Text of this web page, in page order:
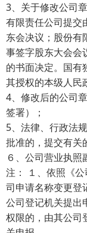
3、关于修改公司
有限责任公司提交
东会决议；股份有
事签字股东大会会
的书面决定。国有
其授权的本级人民
4、修改后的公司
签署）；
5、法律、行政法
批准的，提交有关
６、公司营业执照
注： １、依照《
司申请名称变更登
公司登记机关提出
权限的，由其公司